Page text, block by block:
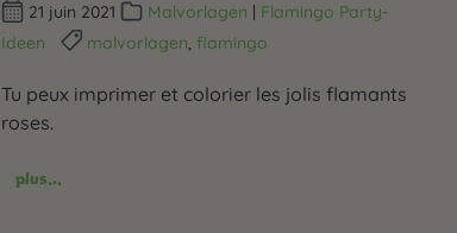
21 juin 2021 Malvorlagen | Flamingo Party-
Ideen
malvorlagen flamingo
Tu peux imprimer et colorier les jolis flamants
roses.
plus...